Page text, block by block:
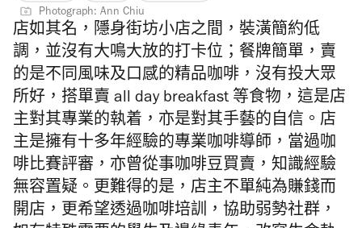
Photograph: Ann Chiu
店如其名，隱身街坊小店之間，裝潢簡約低
調，並沒有大鳴大放的打卡位；餐牌簡單，賣
的是不同風味及口感的精品咖啡，沒有投大眾
所好，搭單賣 all day breakfast 等食物，這是店
主對其專業的執着，亦是對其手藝的自信。店
主是擁有十多年經驗的專業咖啡導師，當過咖
啡比賽評審，亦曾從事咖啡豆買賣，知識經驗
無容置疑。更難得的是，店主不單純為賺錢而
開店，更希望透過咖啡培訓，協助弱勢社群，